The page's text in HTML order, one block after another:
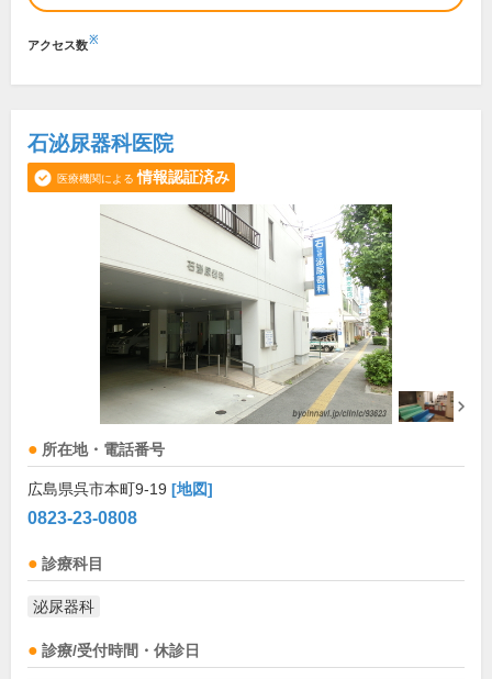
アクセス数※
石泌尿器科医院
医療機関による 情報認証済み
所在地・電話番号
広島県呉市本町9-19 [地図]
0823-23-0808
診療科目
泌尿器科
診療/受付時間・休診日